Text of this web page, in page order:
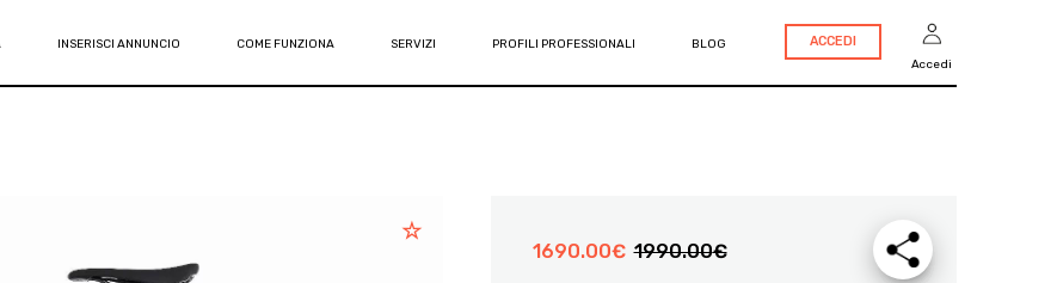
INSERISCI ANNUNCIO COME FUNZIONA SERVIZI PROFILI PROFESSIONALI BLOG ACCEDI
Accedi
1690.00€ 1990.00€